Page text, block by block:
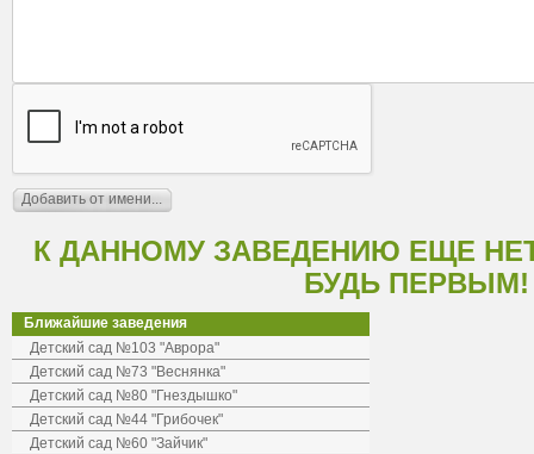
К ДАННОМУ ЗАВЕДЕНИЮ ЕЩЕ
БУДЬ ПЕРВЫМ!
Ближайшие заведения
Детский сад №103 "Аврора"
Детский сад №73 "Веснянка"
Детский сад №80 "Гнездышко"
Детский сад №44 "Грибочек"
Детский сад №60 "Зайчик"